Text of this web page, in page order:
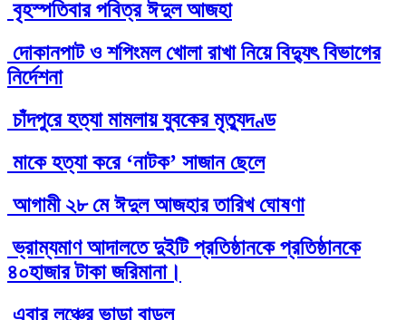
বৃহস্পতিবার পবিত্র ঈদুল আজহা
দোকানপাট ও শপিংমল খোলা রাখা নিয়ে বিদ্যুৎ বিভাগের
নির্দেশনা
চাঁদপুরে হত্যা মামলায় যুবকের মৃত্যুদণ্ড
মাকে হত্যা করে ‘নাটক’ সাজান ছেলে
আগামী ২৮ মে ঈদুল আজহার তারিখ ঘোষণা
ভ্রাম্যমাণ আদালতে দুইটি প্রতিষ্ঠানকে প্রতিষ্ঠানকে
৪০হাজার টাকা জরিমানা।
এবার লঞ্চের ভাড়া বাড়ল